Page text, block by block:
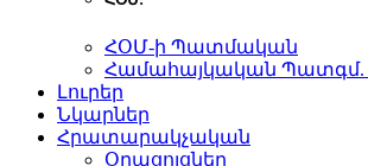
ՀՕՄ-ի Պատմական
Համահայկական Պատգմ.
Լուրեր
Նկարներ
Հրատարակչական
Օրացոյցներ